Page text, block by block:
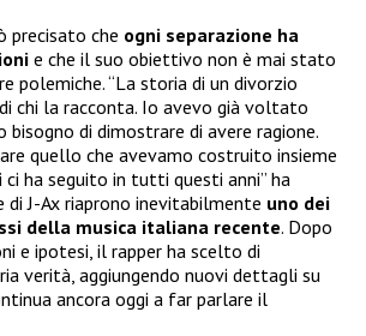
precisato che ogni separazione ha
e che il suo obiettivo non è mai stato
polemiche. “La storia di un divorzio
chi la racconta. Io avevo già voltato
bisogno di dimostrare di avere ragione.
quello che avevamo costruito insieme
ha seguito in tutti questi anni” ha
di J-Ax riaprono inevitabilmente uno dei
della musica italiana recente. Dopo
e ipotesi, il rapper ha scelto di
verità, aggiungendo nuovi dettagli su
ancora oggi a far parlare il